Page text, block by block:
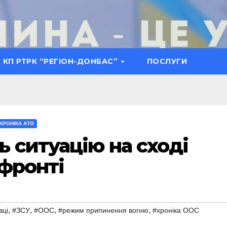
КП РТРК “РЕГІОН-ДОНБАС” ПОСЛУГИ
АТО
на сході
, #ЗСУ, #ООС, #режим припинення вогню, #хроніка ООС